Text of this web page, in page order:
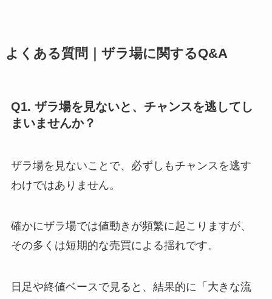
よくある質問｜ザラ場に関するQ&A
Q1. ザラ場を見ないと、チャンスを逃してし
まいませんか？
ザラ場を見ないことで、必ずしもチャンスを逃す
わけではありません。
確かにザラ場では値動きが頻繁に起こりますが、
その多くは短期的な売買による揺れです。
日足や終値ベースで見ると、結果的に「大きな流